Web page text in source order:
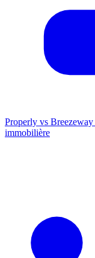
Properly vs Breezeway
immobilière